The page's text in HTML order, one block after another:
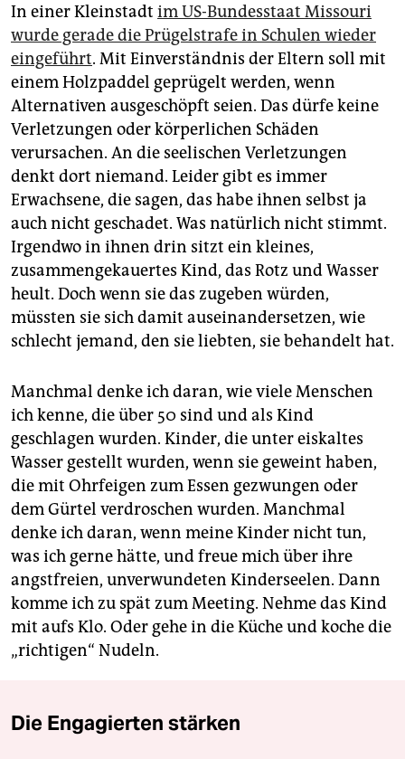
In einer Kleinstadt im US-Bundesstaat Missouri
wurde gerade die Prügelstrafe in Schulen wieder
eingeführt. Mit Einverständnis der Eltern soll mit
einem Holzpaddel geprügelt werden, wenn
Alternativen ausgeschöpft seien. Das dürfe keine
Verletzungen oder körperlichen Schäden
verursachen. An die seelischen Verletzungen
denkt dort niemand. Leider gibt es immer
Erwachsene, die sagen, das habe ihnen selbst ja
auch nicht geschadet. Was natürlich nicht stimmt.
Irgendwo in ihnen drin sitzt ein kleines,
zusammengekauertes Kind, das Rotz und Wasser
heult. Doch wenn sie das zugeben würden,
müssten sie sich damit auseinandersetzen, wie
schlecht jemand, den sie liebten, sie behandelt hat.
Manchmal denke ich daran, wie viele Menschen
ich kenne, die über 50 sind und als Kind
geschlagen wurden. Kinder, die unter eiskaltes
Wasser gestellt wurden, wenn sie geweint haben,
die mit Ohrfeigen zum Essen gezwungen oder
dem Gürtel verdroschen wurden. Manchmal
denke ich daran, wenn meine Kinder nicht tun,
was ich gerne hätte, und freue mich über ihre
angstfreien, unverwundeten Kinderseelen. Dann
komme ich zu spät zum Meeting. Nehme das Kind
mit aufs Klo. Oder gehe in die Küche und koche die
„richtigen“ Nudeln.
Die Engagierten stärken